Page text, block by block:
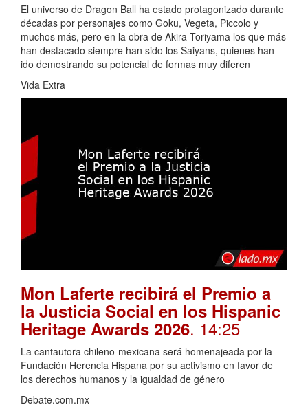
El universo de Dragon Ball ha estado protagonizado durante
décadas por personajes como Goku, Vegeta, Piccolo y
muchos más, pero en la obra de Akira Toriyama los que más
han destacado siempre han sido los Saiyans, quienes han
ido demostrando su potencial de formas muy diferen
Vida Extra
Mon Laferte recibirá el Premio a
la Justicia Social en los Hispanic
Heritage Awards 2026. 14:25
La cantautora chileno-mexicana será homenajeada por la
Fundación Herencia Hispana por su activismo en favor de
los derechos humanos y la igualdad de género
Debate.com.mx